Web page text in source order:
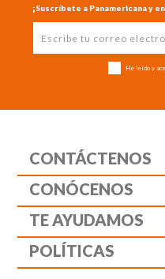
¡Suscríbete a Panamericana y
He leído y
CONTÁCTENOS
CONÓCENOS
TE AYUDAMOS
POLÍTICAS